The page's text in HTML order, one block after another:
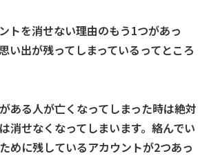
トを消せない理由のもう1つがあっ
い出が残ってしまっているってところ
ある人が亡くなってしまった時は絶対
消せなくなってしまいます。絡んでい
めに残しているアカウントが2つあっ